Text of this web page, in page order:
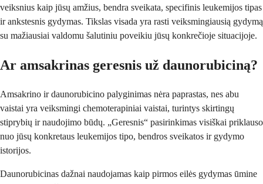
veiksnius kaip jūsų amžius, bendra sveikata, specifinis leukemijos tipas
ir ankstesnis gydymas. Tikslas visada yra rasti veiksmingiausią gydymą
su mažiausiai valdomu šalutiniu poveikiu jūsų konkrečioje situacijoje.
Ar amsakrinas geresnis už daunorubiciną?
Amsakrino ir daunorubicino palyginimas nėra paprastas, nes abu
vaistai yra veiksmingi chemoterapiniai vaistai, turintys skirtingų
stiprybių ir naudojimo būdų. „Geresnis“ pasirinkimas visiškai priklauso
nuo jūsų konkretaus leukemijos tipo, bendros sveikatos ir gydymo
istorijos.
Daunorubicinas dažnai naudojamas kaip pirmos eilės gydymas ūmine